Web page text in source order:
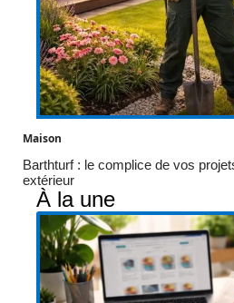
Maison
Barthturf : le complice de vos
extérieur
À la une